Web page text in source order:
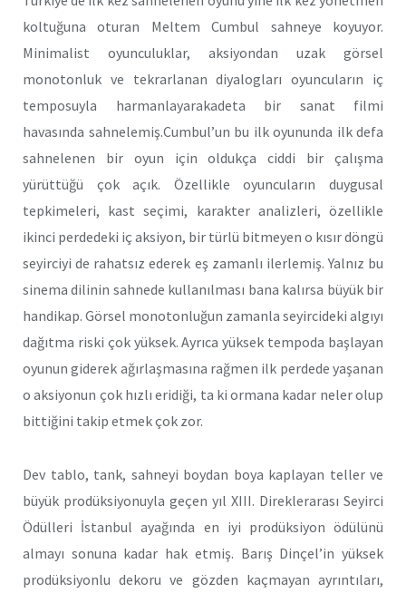
koltuğuna oturan Meltem Cumbul sahneye koyuyor.
Minimalist oyunculuklar, aksiyondan uzak görsel
monotonluk ve tekrarlanan diyalogları oyuncuların iç
temposuyla harmanlayarakadeta bir sanat filmi
havasında sahnelemiş.Cumbul’un bu ilk oyununda ilk defa
sahnelenen bir oyun için oldukça ciddi bir çalışma
yürüttüğü çok açık. Özellikle oyuncuların duygusal
tepkimeleri, kast seçimi, karakter analizleri, özellikle
ikinci perdedeki iç aksiyon, bir türlü bitmeyen o kısır döngü
seyirciyi de rahatsız ederek eş zamanlı ilerlemiş. Yalnız bu
sinema dilinin sahnede kullanılması bana kalırsa büyük bir
handikap. Görsel monotonluğun zamanla seyircideki algıyı
dağıtma riski çok yüksek. Ayrıca yüksek tempoda başlayan
oyunun giderek ağırlaşmasına rağmen ilk perdede yaşanan
o aksiyonun çok hızlı eridiği, ta ki ormana kadar neler olup
bittiğini takip etmek çok zor.
Dev tablo, tank, sahneyi boydan boya kaplayan teller ve
büyük prodüksiyonuyla geçen yıl XIII. Direklerarası Seyirci
Ödülleri İstanbul ayağında en iyi prodüksiyon ödülünü
almayı sonuna kadar hak etmiş. Barış Dinçel’in yüksek
prodüksiyonlu dekoru ve gözden kaçmayan ayrıntıları,